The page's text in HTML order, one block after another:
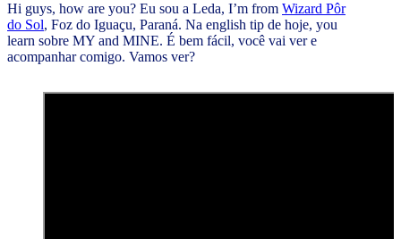
Hi guys, how are you? Eu sou a Leda, I’m from Wizard Pôr
do Sol, Foz do Iguaçu, Paraná. Na english tip de hoje, you
learn sobre MY and MINE. É bem fácil, você vai ver e
acompanhar comigo. Vamos ver?